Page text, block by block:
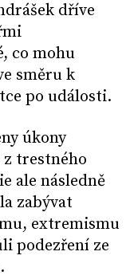
dříve
co mohu
směru k
po události.
úkony
trestného
ale následně
zabývat
extremismu
podezření ze